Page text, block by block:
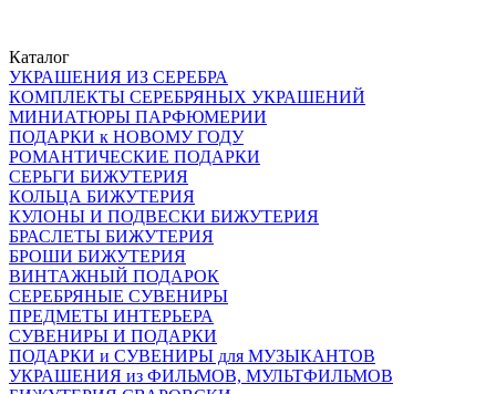
Каталог
УКРАШЕНИЯ ИЗ СЕРЕБРА
КОМПЛЕКТЫ СЕРЕБРЯНЫХ УКРАШЕНИЙ
МИНИАТЮРЫ ПАРФЮМЕРИИ
ПОДАРКИ к НОВОМУ ГОДУ
РОМАНТИЧЕСКИЕ ПОДАРКИ
СЕРЬГИ БИЖУТЕРИЯ
КОЛЬЦА БИЖУТЕРИЯ
КУЛОНЫ И ПОДВЕСКИ БИЖУТЕРИЯ
БРАСЛЕТЫ БИЖУТЕРИЯ
БРОШИ БИЖУТЕРИЯ
ВИНТАЖНЫЙ ПОДАРОК
СЕРЕБРЯНЫЕ СУВЕНИРЫ
ПРЕДМЕТЫ ИНТЕРЬЕРА
СУВЕНИРЫ И ПОДАРКИ
ПОДАРКИ и СУВЕНИРЫ для МУЗЫКАНТОВ
УКРАШЕНИЯ из ФИЛЬМОВ, МУЛЬТФИЛЬМОВ